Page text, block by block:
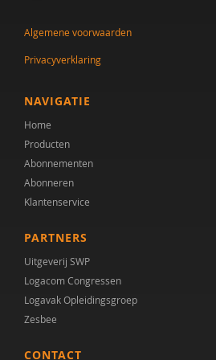
Leni Van Goidsenhoven
Gert-Jan Vanaken
Elisabeth W.M. Verhoeven
Kirsten Visser
Heleen Wesselius
Algemene voorwaarden
Privacyverklaring
NAVIGATIE
Home
Producten
Abonnementen
Abonneren
Klantenservice
PARTNERS
Uitgeverij SWP
Logacom Congressen
Logavak Opleidingsgroep
Zesbee
CONTACT